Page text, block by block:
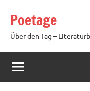
Inhalt
springen
Poetage
Über den Tag –